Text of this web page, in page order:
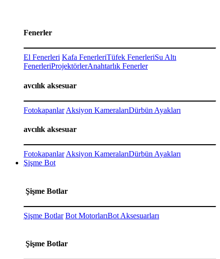
Fenerler
El Fenerleri Kafa FenerleriTüfek FenerleriSu Altı
FenerleriProjektörlerAnahtarlık Fenerler
avcılık aksesuar
Fotokapanlar Aksiyon KameralarıDürbün Ayakları
avcılık aksesuar
FotokapanlarAksiyon KameralarıDürbün Ayakları
Şişme Bot
Şişme Botlar
Şişme Botlar Bot MotorlarıBot Aksesuarları
Şişme Botlar